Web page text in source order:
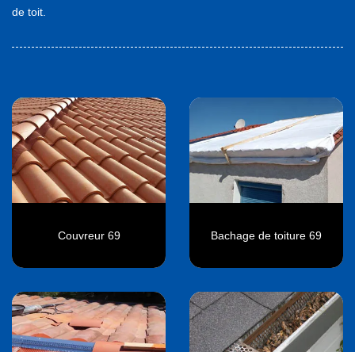
de toit.
Couvreur 69 Bachage de toiture 69